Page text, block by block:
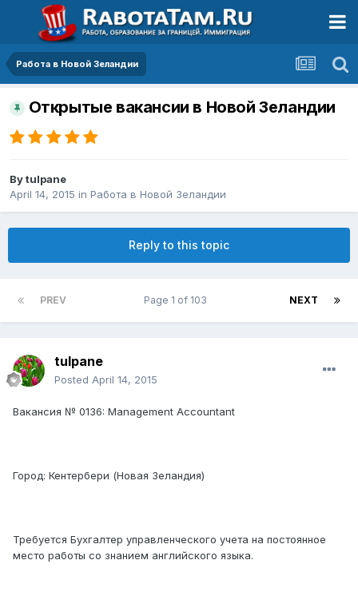
Работа в Новой Зеландии
Открытые вакансии в Новой Зеландии
Bytulpane
April 14, 2015 in Работа в Новой Зеландии
Reply to this topic
PREV NEXT
Page 1 of 103
tulpane
Posted April 14, 2015
Вакансия № 0136: Management Accountant
Город: Кентербери (Новая Зеландия)
Требуется Бухгалтер управленческого учета на постоянное
место работы со знанием английского языка.